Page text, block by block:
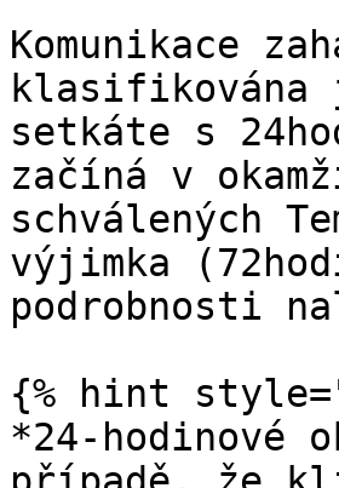
Komunikace
klasifikována
setkáte s
začíná v
schválených
výjimka
podrobnosti
{% hint
*24-hodinové